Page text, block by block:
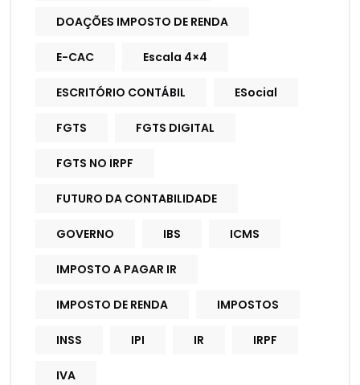
DOAÇÕES IMPOSTO DE RENDA
E-CAC Escala 4×4
ESCRITÓRIO CONTÁBIL ESocial
FGTS FGTS DIGITAL
FGTS NO IRPF
FUTURO DA CONTABILIDADE
GOVERNO IBS ICMS
IMPOSTO A PAGAR IR
IMPOSTO DE RENDA IMPOSTOS
INSS IPI IR IRPF
IVA